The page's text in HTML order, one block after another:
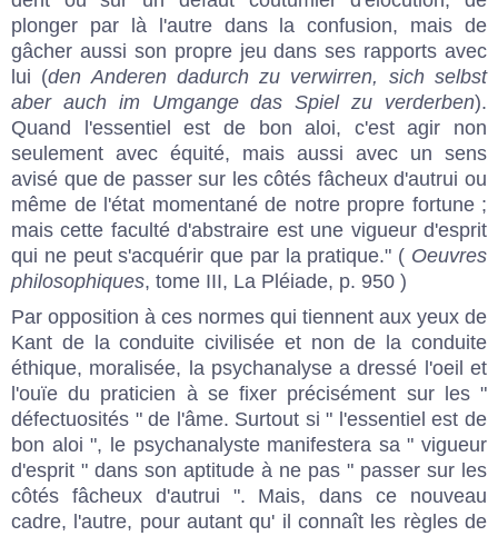
plonger par là l'autre dans la confusion, mais de
gâcher aussi son propre jeu dans ses rapports avec
lui (den Anderen dadurch zu verwirren, sich selbst
aber auch im Umgange das Spiel zu verderben).
Quand l'essentiel est de bon aloi, c'est agir non
seulement avec équité, mais aussi avec un sens
avisé que de passer sur les côtés fâcheux d'autrui ou
même de l'état momentané de notre propre fortune ;
mais cette faculté d'abstraire est une vigueur d'esprit
qui ne peut s'acquérir que par la pratique." ( Oeuvres
philosophiques, tome III, La Pléiade, p. 950 )
Par opposition à ces normes qui tiennent aux yeux de
Kant de la conduite civilisée et non de la conduite
éthique, moralisée, la psychanalyse a dressé l'oeil et
l'ouïe du praticien à se fixer précisément sur les "
défectuosités " de l'âme. Surtout si " l'essentiel est de
bon aloi ", le psychanalyste manifestera sa " vigueur
d'esprit " dans son aptitude à ne pas " passer sur les
côtés fâcheux d'autrui ". Mais, dans ce nouveau
cadre, l'autre, pour autant qu' il connaît les règles de